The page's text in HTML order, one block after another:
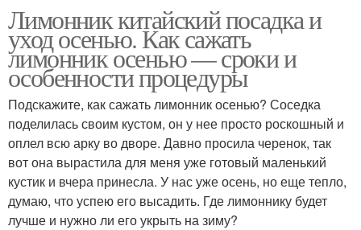
Лимонник китайский посадка и
уход осенью. Как сажать
лимонник осенью — сроки и
особенности процедуры
Подскажите, как сажать лимонник осенью? Соседка
поделилась своим кустом, он у нее просто роскошный и
оплел всю арку во дворе. Давно просила черенок, так
вот она вырастила для меня уже готовый маленький
кустик и вчера принесла. У нас уже осень, но еще тепло,
думаю, что успею его высадить. Где лимоннику будет
лучше и нужно ли его укрыть на зиму?